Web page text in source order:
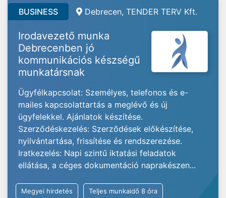
BUSINESS Debrecen, TENDER TERV Kft.
Irodavezető munka
Debrecenben jó
kommunikációs készségű
munkatársnak
Ügyfélkapcsolat: Személyes, telefonos és e-
mailes kapcsolattartás a meglévő és új
ügyfelekkel. Ajánlatok készítése.
Szerződéskezelés: Szerződések előkészítése,
nyilvántartása, frissítése és rendszerezése.
Iratkezelés: Napi szintű iktatási feladatok
ellátása, a céges dokumentáció naprakészen...
Megyei hirdetés Teljes munkaidő 8 óra